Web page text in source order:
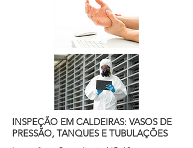
INSPEÇÃO EM CALDEIRAS: VASOS DE
PRESSÃO, TANQUES E TUBULAÇÕES